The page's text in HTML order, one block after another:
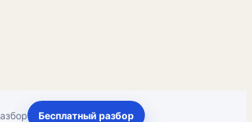
Бесплатный разбор